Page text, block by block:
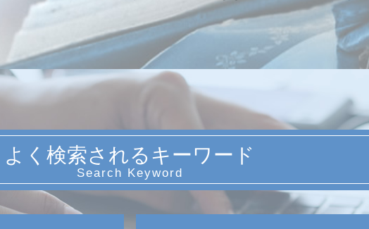
よく検索されるキーワード